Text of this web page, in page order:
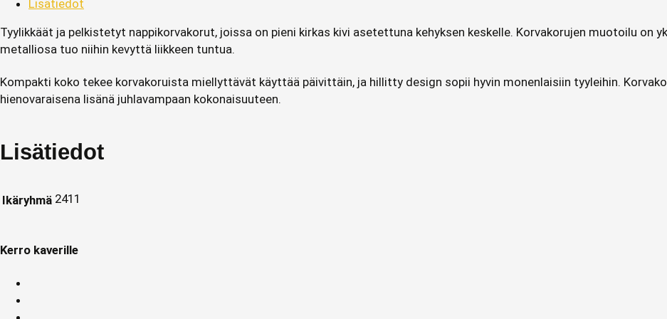
Lisätiedot
Tyylikkäät ja pelkistetyt nappikorvakorut, joissa on pieni kirkas kivi asetettuna kehyksen keskelle. Korvakorujen muotoilu on
metalliosa tuo niihin kevyttä liikkeen tuntua.
Kompakti koko tekee korvakoruista miellyttävät käyttää päivittäin, ja hillitty design sopii hyvin monenlaisiin tyyleihin.
hienovaraisena lisänä juhlavampaan kokonaisuuteen.
Lisätiedot
Ikäryhmä 2411
Kerro kaverille